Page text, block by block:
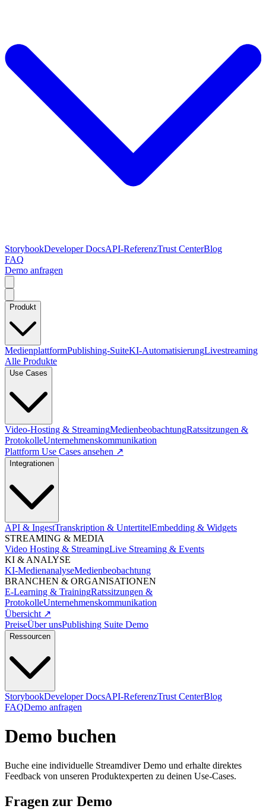
StorybookDeveloper DocsAPI-ReferenzTrust CenterBlog
FAQ
Demo anfragen
Produkt
MedienplattformPublishing-SuiteKI-AutomatisierungLivestreaming
Alle Produkte
Use Cases
Video-Hosting & StreamingMedienbeobachtungRatssitzungen &
ProtokolleUnternehmenskommunikation
Plattform Use Cases ansehen ↗
Integrationen
API & IngestTranskription & UntertitelEmbedding & Widgets
STREAMING & MEDIA
Video Hosting & StreamingLive Streaming & Events
KI & ANALYSE
KI-MedienanalyseMedienbeobachtung
BRANCHEN & ORGANISATIONEN
E-Learning & TrainingRatssitzungen &
ProtokolleUnternehmenskommunikation
Übersicht ↗
PreiseÜber unsPublishing Suite Demo
Ressourcen
StorybookDeveloper DocsAPI-ReferenzTrust CenterBlog
FAQDemo anfragen
Demo buchen
Buche eine individuelle Streamdiver Demo und erhalte direktes
Feedback von unseren Produktexperten zu deinen Use-Cases.
Fragen zur Demo